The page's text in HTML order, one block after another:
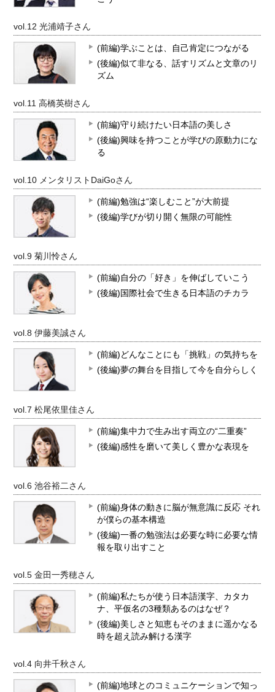
vol.12 光浦靖子さん
(前編)学ぶことは、自己肯定につながる
(後編)似て非なる、話すリズムと文章のリ
ズム
vol.11 高橋英樹さん
(前編)守り続けたい日本語の美しさ
(後編)興味を持つことが学びの原動力にな
る
vol.10 メンタリストDaiGoさん
(前編)勉強は“楽しむこと”が大前提
(後編)学びが切り開く無限の可能性
vol.9 菊川怜さん
(前編)自分の「好き」を伸ばしていこう
(後編)国際社会で生きる日本語のチカラ
vol.8 伊藤美誠さん
(前編)どんなことにも「挑戦」の気持ちを
(後編)夢の舞台を目指して今を自分らしく
vol.7 松尾依里佳さん
(前編)集中力で生み出す両立の“二重奏”
(後編)感性を磨いて美しく豊かな表現を
vol.6 池谷裕二さん
(前編)身体の動きに脳が無意識に反応 それ
が僕らの基本構造
(後編)一番の勉強法は必要な時に必要な情
報を取り出すこと
vol.5 金田一秀穂さん
(前編)私たちが使う日本語漢字、カタカ
ナ、平仮名の3種類あるのはなぜ？
(後編)美しさと知恵もそのままに遥かなる
時を超え読み解ける漢字
vol.4 向井千秋さん
(前編)地球とのコミュニケーションで知っ